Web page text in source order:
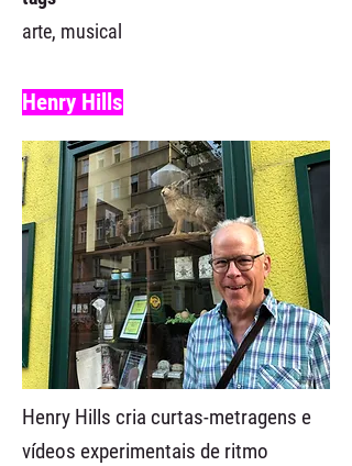
arte, musical
Henry Hills
Henry Hills cria curtas-metragens e
vídeos experimentais de ritmo